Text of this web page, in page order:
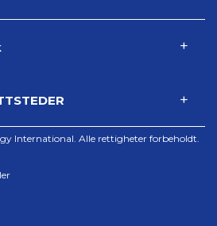
International. Alle rettigheter forbeholdt.